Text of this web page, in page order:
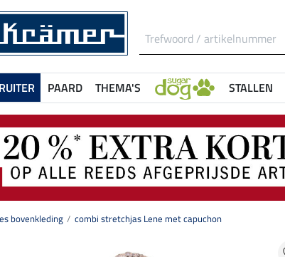
RUITER PAARD THEMA'S STALLEN
bovenkleding combi stretchjas Lene met capuchon